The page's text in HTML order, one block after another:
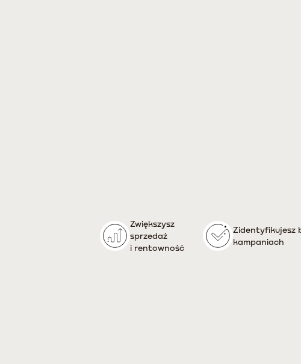
Zwiększysz
sprzedaż
i rentowność
Zidentyfikujesz
kampaniach